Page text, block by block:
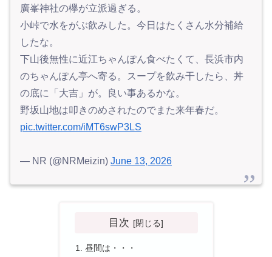
廣峯神社の欅が立派過ぎる。
小峠で水をがぶ飲みした。今日はたくさん水分補給
したな。
下山後無性に近江ちゃんぽん食べたくて、長浜市内
のちゃんぽん亭へ寄る。スープを飲み干したら、丼
の底に「大吉」が。良い事あるかな。
野坂山地は叩きのめされたのでまた来年春だ。
pic.twitter.com/iMT6swP3LS
— NR (@NRMeizin) June 13, 2026
目次
昼間は・・・